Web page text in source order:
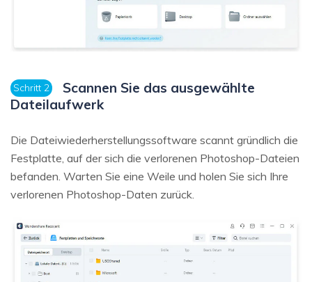
Schritt 2
Scannen Sie das ausgewählte
Dateilaufwerk
Die Dateiwiederherstellungssoftware scannt gründlich die
Festplatte, auf der sich die verlorenen Photoshop-Dateien
befanden. Warten Sie eine Weile und holen Sie sich Ihre
verlorenen Photoshop-Daten zurück.